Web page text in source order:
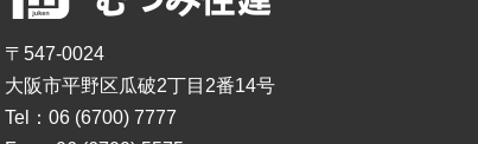
〒547-0024
大阪市平野区瓜破2丁目2番14号
Tel：06 (6700) 7777